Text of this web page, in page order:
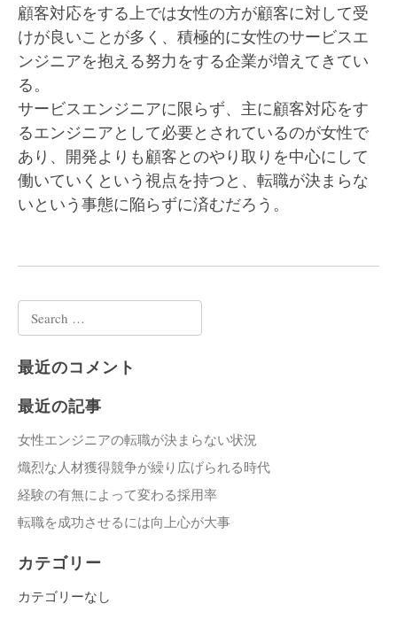
顧客対応をする上では女性の方が顧客に対して受
けが良いことが多く、積極的に女性のサービスエ
ンジニアを抱える努力をする企業が増えてきてい
る。
サービスエンジニアに限らず、主に顧客対応をす
るエンジニアとして必要とされているのが女性で
あり、開発よりも顧客とのやり取りを中心にして
働いていくという視点を持つと、転職が決まらな
いという事態に陥らずに済むだろう。
for:
最近のコメント
最近の記事
女性エンジニアの転職が決まらない状況
熾烈な人材獲得競争が繰り広げられる時代
経験の有無によって変わる採用率
転職を成功させるには向上心が大事
カテゴリー
カテゴリーなし